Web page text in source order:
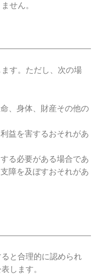
せん。
す。ただし、次の場
、身体、財産その他の
益を害するおそれがあ
る必要がある場合であ
障を及ぼすおそれがあ
と合理的に認められ
します。